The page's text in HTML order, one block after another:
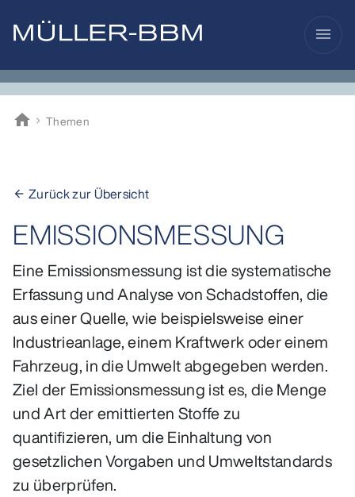
menu
home
Müller-BBM
Themen
arrow_back Zurück zur Übersicht
EMISSIONSMESSUNG
Eine Emissionsmessung ist die systematische
Erfassung und Analyse von Schadstoffen, die
aus einer Quelle, wie beispielsweise einer
Industrieanlage, einem Kraftwerk oder einem
Fahrzeug, in die Umwelt abgegeben werden.
Ziel der Emissionsmessung ist es, die Menge
und Art der emittierten Stoffe zu
quantifizieren, um die Einhaltung von
gesetzlichen Vorgaben und Umweltstandards
zu überprüfen.